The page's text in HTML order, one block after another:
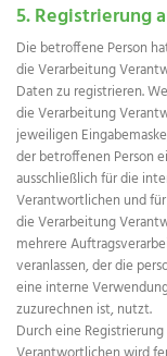
5. Registrierung
Die betroffene Person
die Verarbeitung
Daten zu registrieren.
die Verarbeitung
jeweiligen
der betroffenen Person
ausschließlich für die
Verantwortlichen und
die Verarbeitung
mehrere
veranlassen, der die
eine interne
zuzurechnen ist, nutzt.
Durch eine